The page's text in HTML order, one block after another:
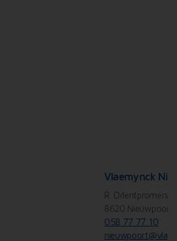
Vlaemynck
R.
8620 Nieuwpoort
058 77 77 10